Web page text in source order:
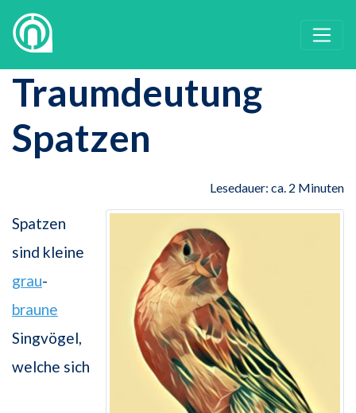
Traumdeutung
Spatzen
Lesedauer: ca. 2 Minuten
Spatzen
sind kleine
grau-
braune
Singvögel,
welche sich